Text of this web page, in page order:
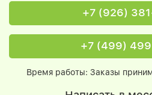
+7 (926)
+7 (499)
Время работы: Заказы